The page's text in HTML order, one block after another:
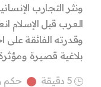
ونثر التجارب
العرب قبل الإسلام
وقدرته الفائقة
بلاغية قصيرة
5 دقيقة حكم